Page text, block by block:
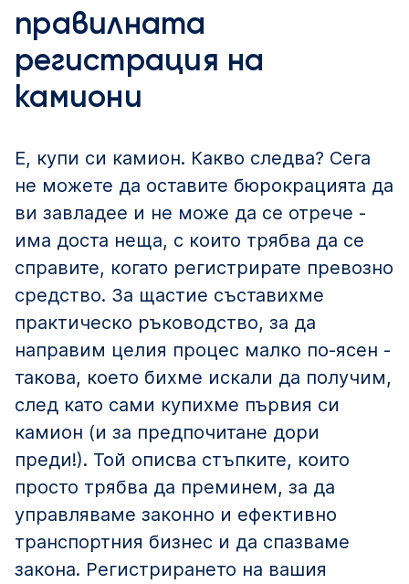
правилната
регистрация на
камиони
Е, купи си камион. Какво следва? Сега
не можете да оставите бюрокрацията да
ви завладее и не може да се отрече -
има доста неща, с които трябва да се
справите, когато регистрирате превозно
средство. За щастие съставихме
практическо ръководство, за да
направим целия процес малко по-ясен -
такова, което бихме искали да получим,
след като сами купихме първия си
камион (и за предпочитане дори
преди!). Той описва стъпките, които
просто трябва да преминем, за да
управляваме законно и ефективно
транспортния бизнес и да спазваме
закона. Регистрирането на вашия